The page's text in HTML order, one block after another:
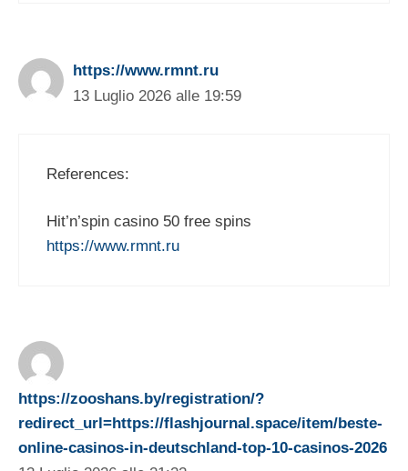
https://www.rmnt.ru
13 Luglio 2026 alle 19:59
References:
Hit’n’spin casino 50 free spins
https://www.rmnt.ru
https://zooshans.by/registration/?
redirect_url=https://flashjournal.space/item/beste-
online-casinos-in-deutschland-top-10-casinos-2026